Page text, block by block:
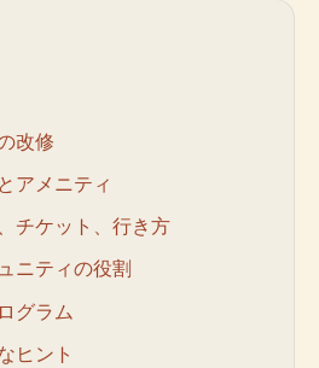
改修
アメニティ
チケット、行き方
ニティの役割
グラム
ヒント